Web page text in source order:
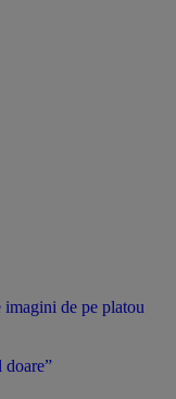
de pe platou
doare”